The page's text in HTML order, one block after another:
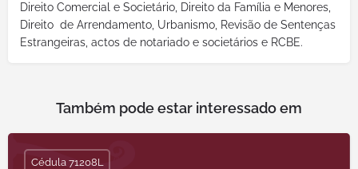
Direito Comercial e Societário, Direito da Família e Menores,
Direito de Arrendamento, Urbanismo, Revisão de Sentenças
Estrangeiras, actos de notariado e societários e RCBE.
Também pode estar interessado em
Cédula 71208L